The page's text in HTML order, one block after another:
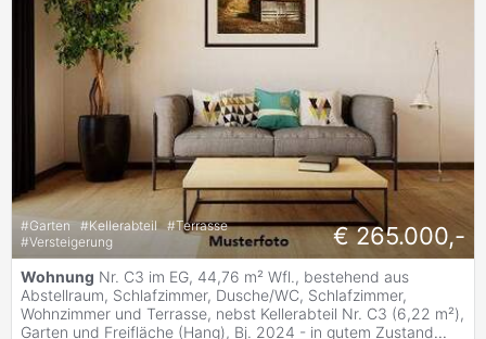
#Garten #Kellerabteil #Terrasse
#Versteigerung € 265.000,-
Wohnung Nr. C3 im EG, 44,76 m² Wfl., bestehend aus
Abstellraum, Schlafzimmer, Dusche/WC, Schlafzimmer,
Wohnzimmer und Terrasse, nebst Kellerabteil Nr. C3 (6,22 m²),
Garten und Freifläche (Hang), Bj. 2024 - in gutem Zustand...